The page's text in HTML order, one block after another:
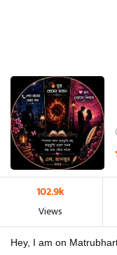
102.9k
Views
Hey, I am on